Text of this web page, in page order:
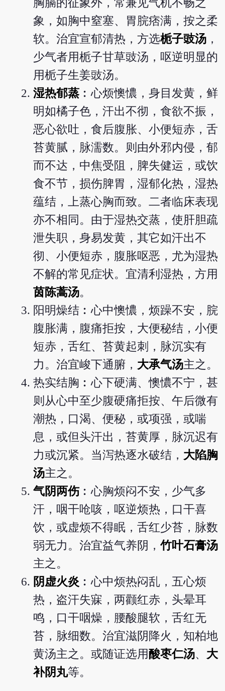
胸膈的征象外，常兼见气机不畅之
象，如胸中窒塞、胃脘痞满，按之柔
软。治宜宣郁清热，方选栀子豉汤 ，
少气者用栀子甘草豉汤，呕逆明显的
用栀子生姜豉汤。
湿热郁蒸 ︰心烦懊憹，身目发黄，鲜
明如橘子色，汗出不彻，食欲不振，
恶心欲吐，食后腹胀、小便短赤，舌
苔黄腻，脉濡数。则由外邪内侵，郁
而不达，中焦受阻，脾失健运，或饮
食不节，损伤脾胃，湿郁化热，湿热
蕴结，上蒸心胸而致。二者临床表现
亦不相同。由于湿热交蒸，使肝胆疏
泄失职，身易发黄，其它如汗出不
彻、小便短赤，腹胀呕恶，尤为湿热
不解的常见症状。宜清利湿热，方用
茵陈蒿汤。
阳明燥结︰心中懊憹，烦躁不安，脘
腹胀满，腹痛拒按，大便秘结，小便
短赤，舌红、苔黄起刺，脉沉实有
力。治宜峻下通腑， 大承气汤主之。
热实结胸︰心下硬满、懊憹不宁，甚
则从心中至少腹硬痛拒按、午后微有
潮热，口渴、便秘，或项强，或喘
息，或但头汗出，苔黄厚，脉沉迟有
力或沉紧。当泻热逐水破结， 大陷胸
汤主之。
气阴两伤︰心胸烦闷不安，少气多
汗，咽干呛咳，呕逆烦热，口干喜
饮，或虚烦不得眠，舌红少苔，脉数
弱无力。治宜益气养阴，竹叶石膏汤
主之。
阴虚火炎 ︰心中烦热闷乱，五心烦
热，盗汗失寐，两颧红赤，头晕耳
鸣，口干咽燥，腰酸腿软，舌红无
苔，脉细数。治宜滋阴降火，知柏地
黄汤主之。或随证选用酸枣仁汤、 大
补阴丸等。